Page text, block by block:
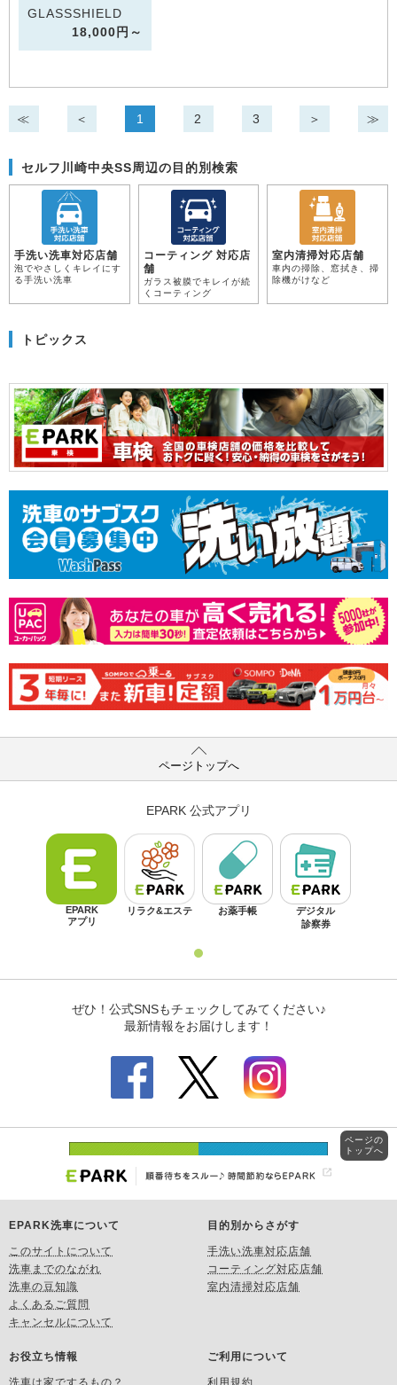
GLASSSHIELD
18,000円～
≪ ＜ 1 2 3 ＞ ≫
セルフ川崎中央SS周辺の目的別検索
手洗い洗車対応店舗
泡でやさしくキレイにす
る手洗い洗車
コーティング 対応店
舗
ガラス被膜でキレイが続
くコーティング
室内清掃対応店舗
車内の掃除、窓拭き、掃
除機がけなど
トピックス
ページトップへ
EPARK洗車について
このサイトについて
洗車までのながれ
洗車の豆知識
よくあるご質問
キャンセルについて
目的別からさがす
手洗い洗車対応店舗
コーティング対応店舗
室内清掃対応店舗
お役立ち情報
洗車は家でするもの？
ご利用について
利用規約
ページの
トップへ